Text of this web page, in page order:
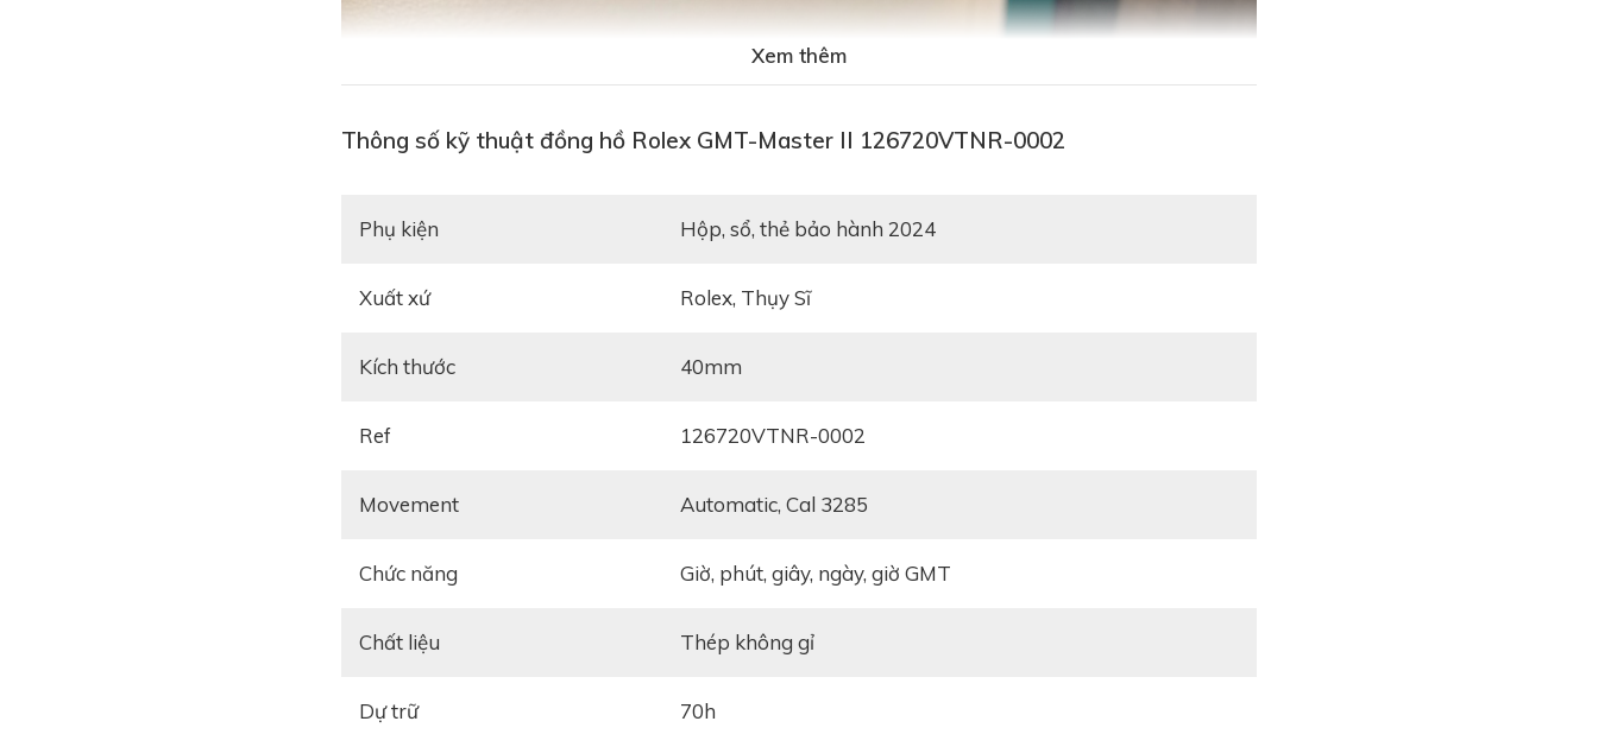
Xem thêm
Thông số kỹ thuật đồng hồ Rolex GMT-Master II 126720VTNR-0002
Phụ kiện Hộp, sổ, thẻ bảo hành 2024
Xuất xứ Rolex, Thụy Sĩ
Kích thước 40mm
Ref 126720VTNR-0002
Movement Automatic, Cal 3285
Chức năng giờ, phút, giây, ngày, giờ GMT
Chất liệu Thép không gỉ
Dự trữ 70h